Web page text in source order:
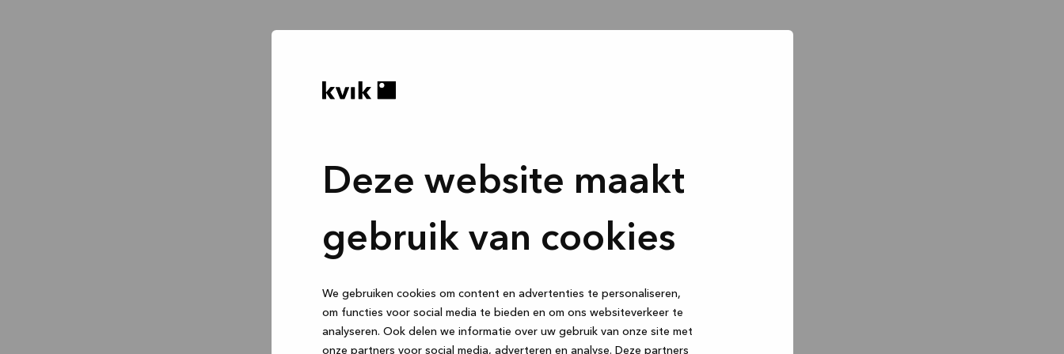
Deze website maakt
gebruik van cookies
We gebruiken cookies om content en advertenties te personaliseren,
om functies voor social media te bieden en om ons websiteverkeer te
analyseren. Ook delen we informatie over uw gebruik van onze site met
onze partners voor social media, adverteren en analyse. Deze partners